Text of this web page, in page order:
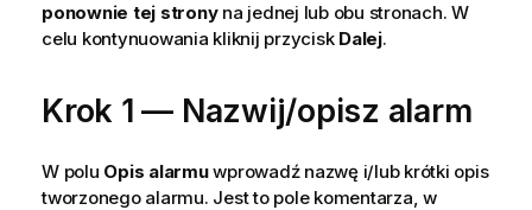
ponownie tej stronyna jednej lub obu stronach. W
celu kontynuowania kliknij przycisk Dalej.
Krok 1 — Nazwij/opisz alarm
W polu Opis alarmuwprowadź nazwę i/lub krótki opis
tworzonego alarmu. Jest to pole komentarza, w